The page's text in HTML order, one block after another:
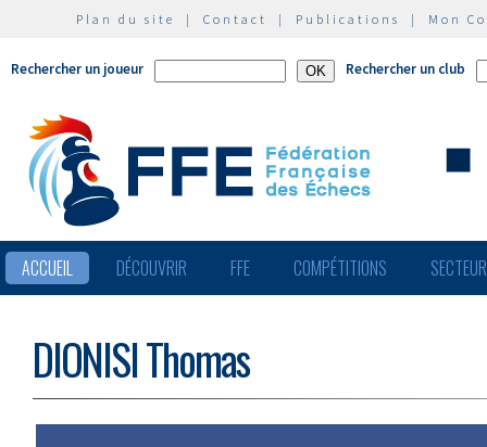
Plan du site | Contact | Publications | Mon
Rechercher un joueur Rechercher un club
ACCUEIL DÉCOUVRIR FFE COMPÉTITIONS
DIONISI Thomas